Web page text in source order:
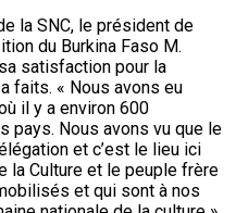
Nous avons vu que le
et c’est le lieu ici
Culture et le peuple frère
et qui sont à nos
nationale de la culture »,
Bougouma a salué le savoir-
handicapées qui font
le tissage des chaises avec
qu’il y a une richesse